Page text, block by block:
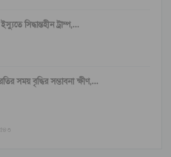
সিদ্ধান্তহীন ট্রাম্প,…
সময় বৃদ্ধির সম্ভাবনা ক্ষীণ,…